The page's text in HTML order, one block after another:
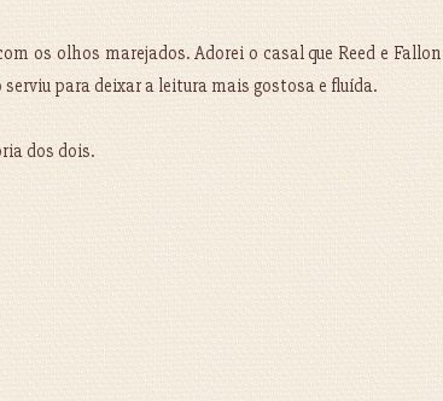
os olhos marejados. Adorei o casal que Reed e Fallon
para deixar a leitura mais gostosa e fluída.
dos dois.